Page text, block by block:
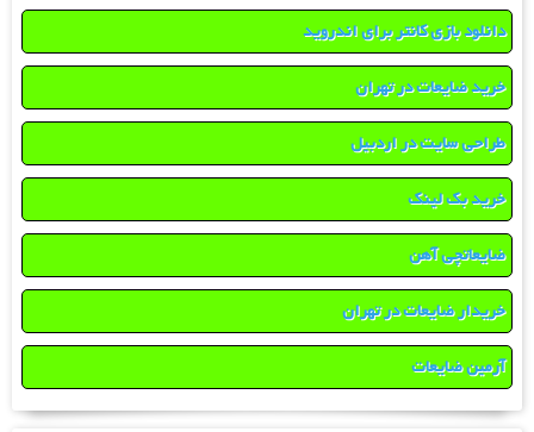
دانلود بازی کانتر برای اندروید
خرید ضایعات در تهران
طراحی سایت در اردبیل
خرید بک لینک
ضایعاتچی آهن
خریدار ضایعات در تهران
آرمین ضایعات